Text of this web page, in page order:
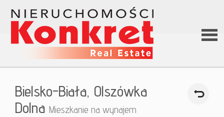
Bielsko-Biała, Olszówka
Dolna Mieszkanie na wynajem